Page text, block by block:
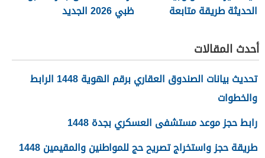
الحديثة طريقة متابعة
ظبي 2026 الجديد
أحدث المقالات
تحديث بيانات الصندوق العقاري برقم الهوية 1448 الرابط
والخطوات
رابط حجز موعد مستشفى العسكري بجدة 1448
طريقة حجز واستخراج تصريح حج للمواطنين والمقيمين 1448